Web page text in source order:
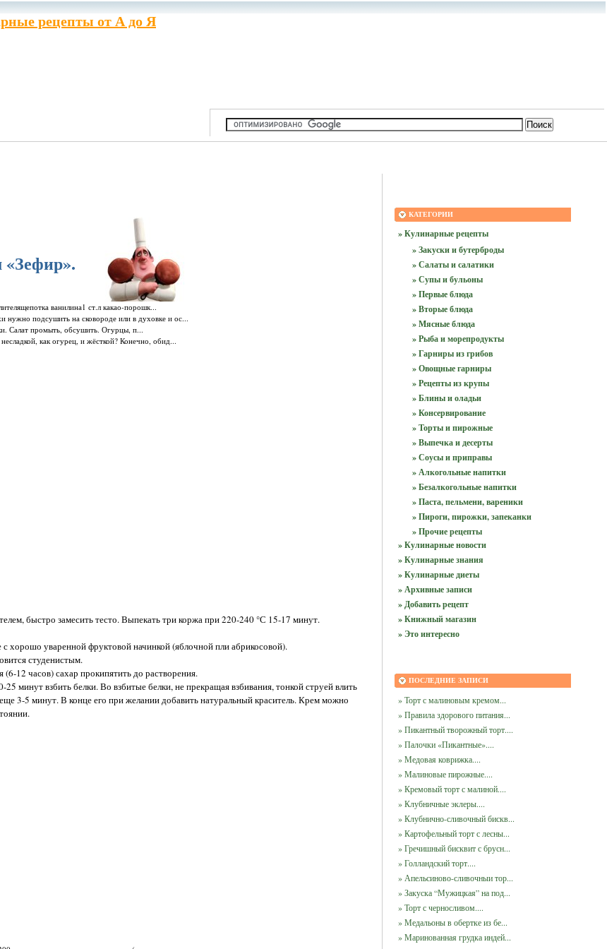
рецепты от А до Я
ванилина1 ст.л какао-порошк...
нужно подсушить на сковороде или в духовке и ос...
Салат промыть, обсушить. Огурцы, п...
как огурец, и жёсткой? Конечно, обид...
быстро замесить тесто. Выпекать три коржа при 220-240 °С 15-17 минут.
хорошо уваренной фруктовой начинкой (яблочной пли абрикосовой).
студенистым.
12 часов) сахар прокипятить до растворения.
минут взбить белки. Во взбитые белки, не прекращая взбивания, тонкой струей влить
3-5 минут. В конце его при желании добавить натуральный краситель. Крем можно
КАТЕГОРИИ
» Кулинарные рецепты
» Закуски и бутерброды
» Салаты и салатики
» Супы и бульоны
» Первые блюда
» Вторые блюда
» Мясные блюда
» Рыба и морепродукты
» Гарниры из грибов
» Овощные гарниры
» Рецепты из крупы
» Блины и оладьи
» Консервирование
» Торты и пирожные
» Выпечка и десерты
» Соусы и приправы
» Алкогольные напитки
» Безалкогольные напитки
» Паста, пельмени, вареники
» Пироги, пирожки, запеканки
» Прочие рецепты
» Кулинарные новости
» Кулинарные знания
» Кулинарные диеты
» Архивные записи
» Добавить рецепт
» Книжный магазин
» Это интересно
ПОСЛЕДНИЕ ЗАПИСИ
» Торт с малиновым кремом...
» Правила здорового питания...
» Пикантный творожный торт....
» Палочки «Пикантные»....
» Медовая коврижка....
» Малиновые пирожные....
» Кремовый торт с малиной....
» Клубничные эклеры....
» Клубнично-сливочный бискв...
» Картофельный торт с лесны...
» Гречишный бисквит с брусн...
» Голландский торт....
» Апельсиново-сливочныи тор...
» Закуска “Мужицкая” на под...
» Торт с черносливом....
» Медальоны в обертке из бе...
» Маринованная грудка индей...